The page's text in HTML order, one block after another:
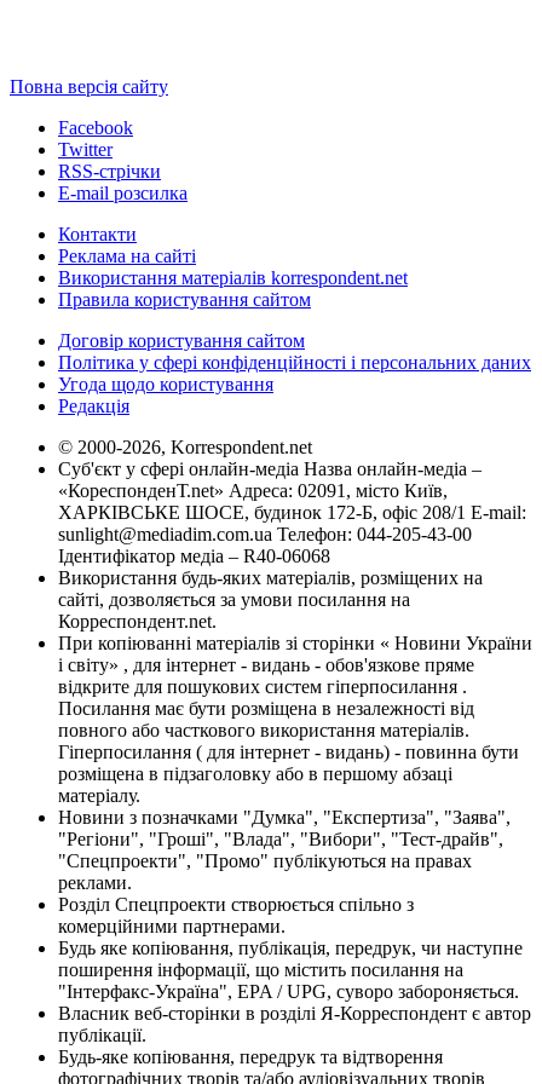
Повна версія сайту
Facebook
Twitter
RSS-стрічки
E-mail розсилка
Контакти
Реклама на сайті
Використання матеріалів korrespondent.net
Правила користування сайтом
Договір користування сайтом
Політика у сфері конфіденційності і персональних даних
Угода щодо користування
Редакція
© 2000-2026, Korrespondent.net
Суб'єкт у сфері онлайн-медіа Назва онлайн-медіа –
«КореспонденТ.net» Адреса: 02091, місто Київ,
ХАРКІВСЬКЕ ШОСЕ, будинок 172-Б, офіс 208/1 E-mail:
sunlight@mediadim.com.ua Телефон: 044-205-43-00
Ідентифікатор медіа – R40-06068
Використання будь-яких матеріалів, розміщених на
сайті, дозволяється за умови посилання на
Корреспондент.net.
При копіюванні матеріалів зі сторінки « Новини України
і світу» , для інтернет - видань - обов'язкове пряме
відкрите для пошукових систем гіперпосилання .
Посилання має бути розміщена в незалежності від
повного або часткового використання матеріалів.
Гіперпосилання ( для інтернет - видань) - повинна бути
розміщена в підзаголовку або в першому абзаці
матеріалу.
Новини з позначками "Думка", "Експертиза", "Заява",
"Регіони", "Гроші", "Влада", "Вибори", "Тест-драйв",
"Спецпроекти", "Промо" публікуються на правах
реклами.
Розділ Спецпроекти створюється спільно з
комерційними партнерами.
Будь яке копіювання, публікація, передрук, чи наступне
поширення інформації, що містить посилання на
"Інтерфакс-Україна", EPA / UPG, суворо забороняється.
Власник веб-сторінки в розділі Я-Корреспондент є автор
публікації.
Будь-яке копіювання, передрук та відтворення
фотографічних творів та/або аудіовізуальних творів